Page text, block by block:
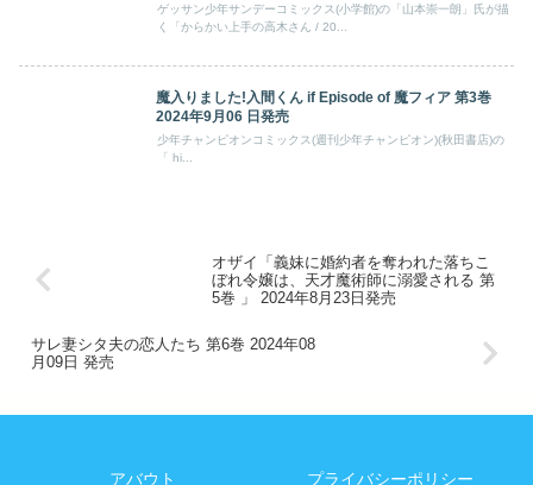
ゲッサン少年サンデーコミックス(小学館)の「山本崇一朗」氏が描
く「からかい上手の高木さん / 20...
魔入りました!入間くん if Episode of 魔フィア 第3巻
2024年9月06 日発売
少年チャンピオンコミックス(週刊少年チャンピオン)(秋田書店)の
「 hi...
オザイ「義妹に婚約者を奪われた落ちこ
ぼれ令嬢は、天才魔術師に溺愛される 第
5巻 」 2024年8月23日発売
サレ妻シタ夫の恋人たち 第6巻 2024年08
月09日 発売
アバウト プライバシーポリシー